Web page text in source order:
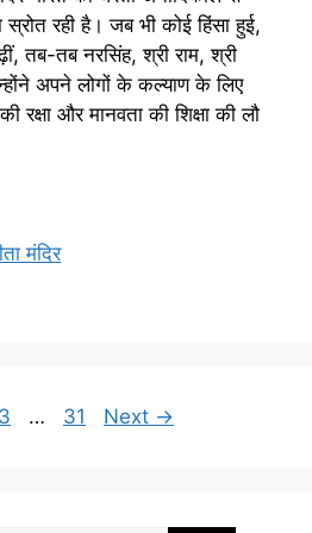
रही है। जब भी कोई हिंसा हुई,
तब-तब नरसिंह, श्री राम, श्री
अपने लोगों के कल्याण के लिए
रक्षा और मानवता की शिक्षा की लौ
मंदिर
Page
3 … Page
31 Next →